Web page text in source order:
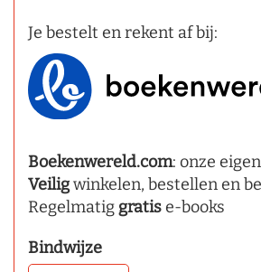
Je bestelt en rekent af bij:
Boekenwereld.com: onze
Veiligwinkelen, bestellen en
Regelmatig gratise-books
Bindwijze